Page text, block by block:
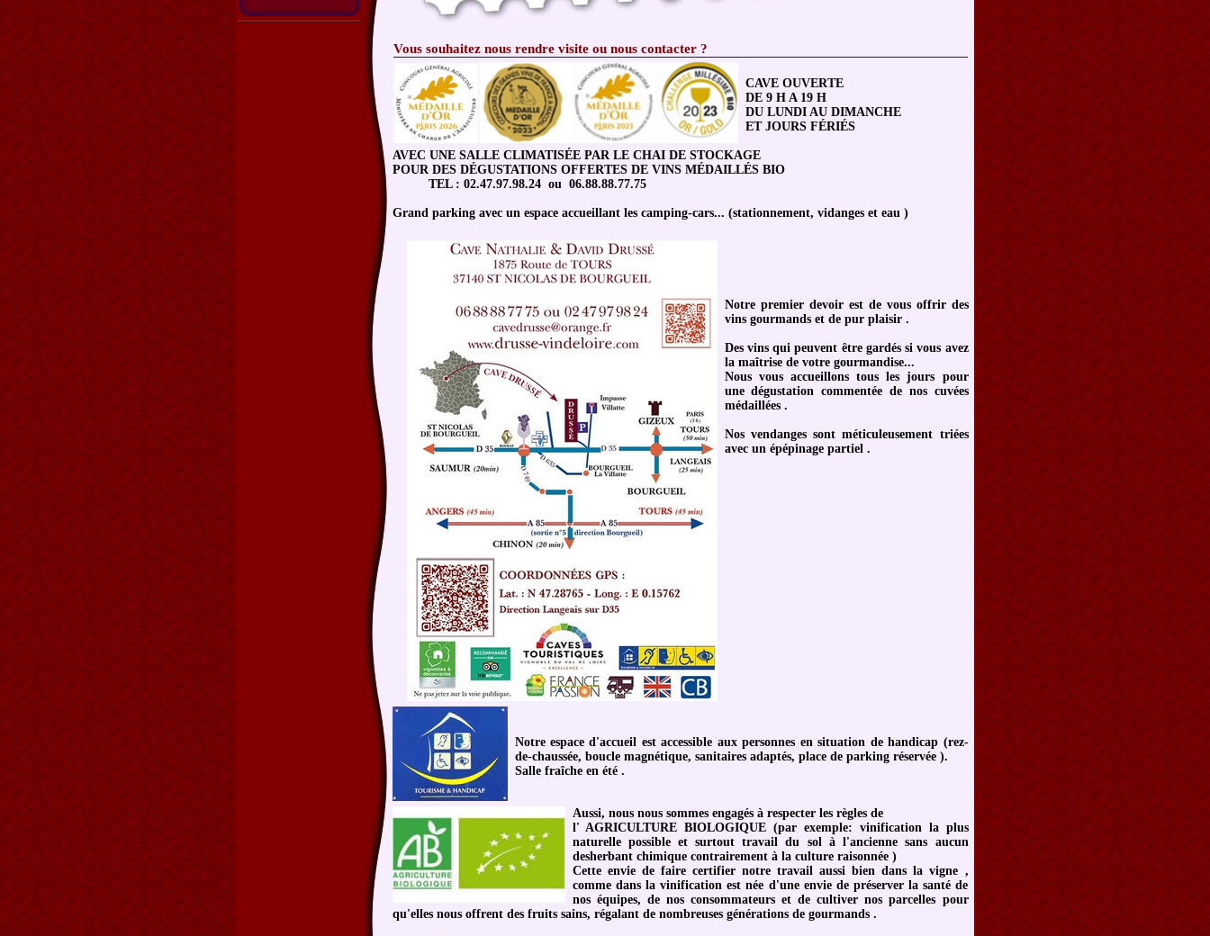
Vous souhaitez nous rendre visite ou nous contacter ?
CAVE OUVERTE
DE 9 H A 19 H
DU LUNDI AU DIMANCHE
ET JOURS FÉRIÉS
AVEC UNE SALLE CLIMATISÉE PAR LE CHAI DE STOCKAGE
POUR DES DÉGUSTATIONS OFFERTES DE VINS MÉDAILLÉS BIO
TEL : 02.47.97.98.24 ou 06.88.88.77.75
Grand parking avec un espace accueillant les camping-cars... (stationnement, vidanges et eau )
Notre premier devoir est de vous offrir des
vins gourmands et de pur plaisir .
Des vins qui peuvent être gardés si vous avez
la maîtrise de votre gourmandise...
Nous vous accueillons tous les jours pour
une dégustation commentée de nos cuvées
médaillées .
Nos vendanges sont méticuleusement triées
avec un épépinage partiel .
Notre espace d'accueil est accessible aux personnes en situation de handicap (rez-
de-chaussée, boucle magnétique, sanitaires adaptés, place de parking réservée ).
Salle fraîche en été .
Aussi, nous nous sommes engagés à respecter les règles de
l' AGRICULTURE BIOLOGIQUE (par exemple: vinification la plus
naturelle possible et surtout travail du sol à l'ancienne sans aucun
desherbant chimique contrairement à la culture raisonnée )
Cette envie de faire certifier notre travail aussi bien dans la vigne ,
comme dans la vinification est née d'une envie de préserver la santé de
nos équipes, de nos consommateurs et de cultiver nos parcelles pour
qu'elles nous offrent des fruits sains, régalant de nombreuses générations de gourmands .